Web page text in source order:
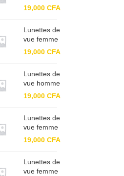
BF 91380
19,000CFA
Lunettes de
vue femme
BF XC
61143
19,000CFA
Lunettes de
vue homme
BF 93399
19,000CFA
Lunettes de
vue femme
BF 91324
19,000CFA
Lunettes de
vue femme